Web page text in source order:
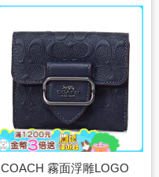
COACH 霧面浮雕LOGO